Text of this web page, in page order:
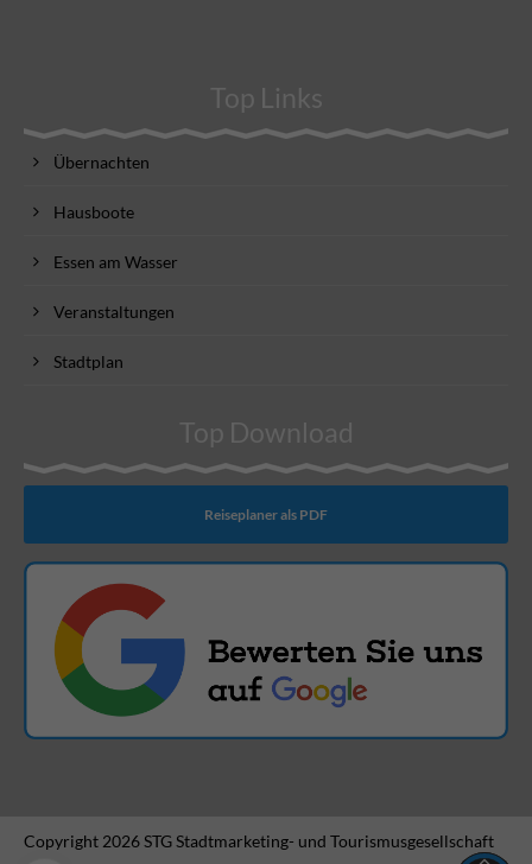
Top Links
Übernachten
Hausboote
Essen am Wasser
Veranstaltungen
Stadtplan
Top Download
Reiseplaner als PDF
Copyright 2026 STG Stadtmarketing- und Tourismusgesellschaft